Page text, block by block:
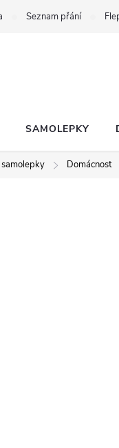
Seznam přání
SAMOLEPKY
Domácnost